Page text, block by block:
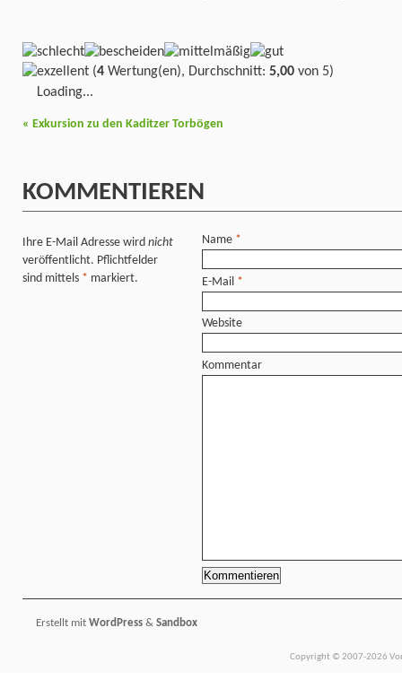
(4 Wertung(en), Durchschnitt: 5,00 von 5)
Loading...
« Exkursion zu den Kaditzer Torbögen
KOMMENTIEREN
Ihre E-Mail Adresse wird nicht
veröffentlicht. Pflichtfelder
sind mittels * markiert.
Name *
E-Mail *
Website
Kommentar
Erstellt mit WordPress & Sandbox
Copyright © 2007-2026